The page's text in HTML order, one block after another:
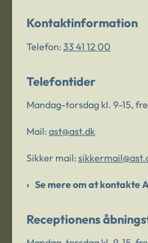
Kontaktinformation
Telefon: 33 41 12 00
Telefontider
Mandag-torsdag kl. 9-15,
Mail: ast@ast.dk
Sikker mail:
Se mere om at kontakte
Receptionens